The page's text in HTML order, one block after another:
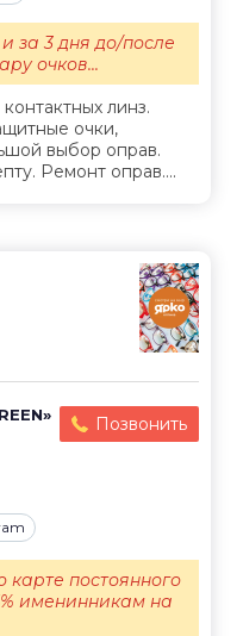
линз.
очки,
выбор оправ.
Ремонт оправ....
за 3 дня до/после
очков...
Позвонить
карте постоянного
именинникам на